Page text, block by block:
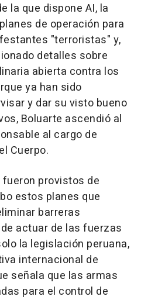
la que dispone AI, la
de operación para
"terroristas" y,
detalles sobre
abierta contra los
ya han sido
y dar su visto bueno
Boluarte ascendió al
al cargo de
Cuerpo.
provistos de
estos planes que
barreras
actuar de las fuerzas
la legislación peruana,
internacional de
señala que las armas
para el control de